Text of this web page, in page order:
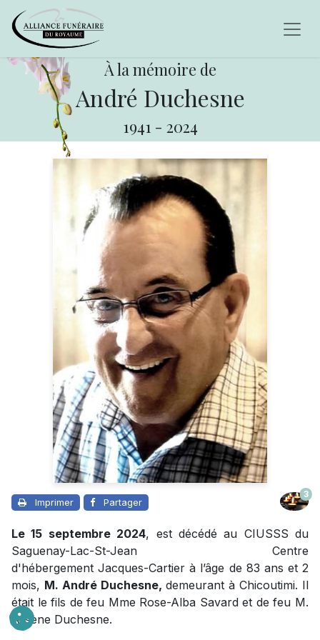
À la mémoire de
André Duchesne
1941 - 2024
Imprimer Partager
3
Le 15 septembre 2024, est décédé au CIUSSS du
Saguenay-Lac-St-Jean Centre
d'hébergement Jacques-Cartier à l’âge de 83 ans et 2
mois, M. André Duchesne, demeurant à Chicoutimi. Il
était le fils de feu Mme Rose-Alba Savard et de feu M.
Arsène Duchesne.